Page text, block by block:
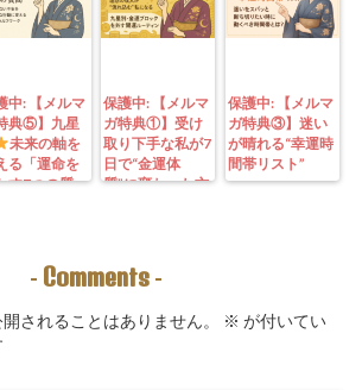
中: 【メルマ
典⑤】九星
未来の軸を
る「運命を
す7つの質
ングできま
保護中: 【メルマ
ガ特典①】受け
取り下手な私が7
日で“金運体
質”に変わった方
九星別・金運ブ
ロックを外す開
保護中: 【メルマ
ガ特典③】迷い
が晴れる“幸運時
間帯リスト”
- Comments -
されることはありません。 ※ が付いてい